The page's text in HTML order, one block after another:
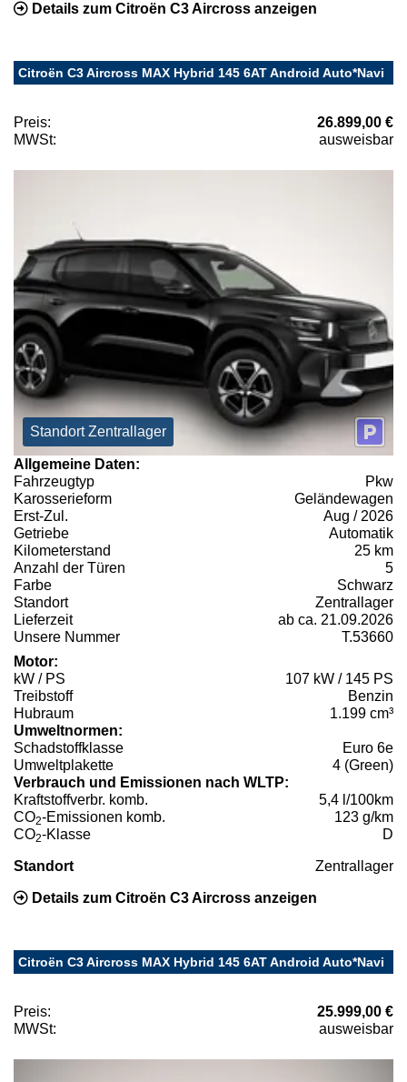
Details zum Citroën C3 Aircross anzeigen
Citroën C3 Aircross MAX Hybrid 145 6AT Android Auto*Navi
Preis:
26.899,00 €
MWSt:
ausweisbar
Standort Zentrallager
Allgemeine Daten:
Fahrzeugtyp
Pkw
Karosserieform
Geländewagen
Erst-Zul.
Aug / 2026
Getriebe
Automatik
Kilometerstand
25 km
Anzahl der Türen
5
Farbe
Schwarz
Standort
Zentrallager
Lieferzeit
ab ca. 21.09.2026
Unsere Nummer
T.53660
Motor:
kW / PS
107 kW / 145 PS
Treibstoff
Benzin
Hubraum
1.199 cm³
Umweltnormen:
Schadstoffklasse
Euro 6e
Umweltplakette
4 (Green)
Verbrauch und Emissionen nach WLTP:
Kraftstoffverbr. komb.
5,4 l/100km
CO2-Emissionen komb.
123 g/km
CO2-Klasse D
Standort Zentrallager
Details zum Citroën C3 Aircross anzeigen
Citroën C3 Aircross MAX Hybrid 145 6AT Android Auto*Navi
Preis:
25.999,00 €
MWSt:
ausweisbar